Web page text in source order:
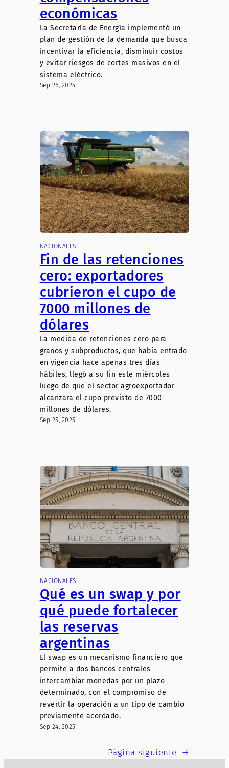
económicas
La Secretaría de Energía implementó un
plan de gestión de la demanda que busca
incentivar la eficiencia, disminuir costos
y evitar riesgos de cortes masivos en el
sistema eléctrico.
Sep 26, 2025
NACIONALES
Fin de las retenciones
cero: exportadores
cubrieron el cupo de
7000 millones de
dólares
La medida de retenciones cero para
granos y subproductos, que había entrado
en vigencia hace apenas tres días
hábiles, llegó a su fin este miércoles
luego de que el sector agroexportador
alcanzara el cupo previsto de 7000
millones de dólares.
Sep 25, 2025
NACIONALES
Qué es un swap y por
qué puede fortalecer
las reservas
argentinas
El swap es un mecanismo financiero que
permite a dos bancos centrales
intercambiar monedas por un plazo
determinado, con el compromiso de
revertir la operación a un tipo de cambio
previamente acordado.
Sep 24, 2025
Página siguiente →